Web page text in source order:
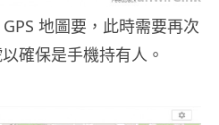
地圖要，此時需要再次
確保是手機持有人。